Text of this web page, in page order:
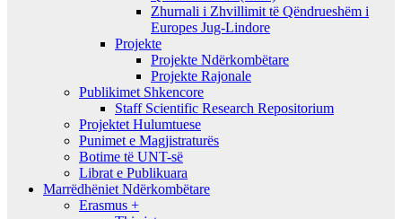
Zhurnali i Zhvillimit të Qëndrueshëm i
Europes Jug-Lindore
Projekte
Projekte Ndërkombëtare
Projekte Rajonale
Publikimet Shkencore
Staff Scientific Research Repositorium
Projektet Hulumtuese
Punimet e Magjistraturës
Botime të UNT-së
Librat e Publikuara
Marrëdhëniet Ndërkombëtare
Erasmus +